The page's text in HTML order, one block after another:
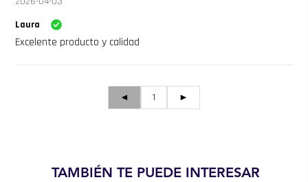
Laura
Excelente producto y calidad
◄ 1 ►
TAMBIÉN TE PUEDE INTERESAR